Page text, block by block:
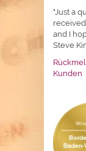
"Just a
and I
Steve
Kunden